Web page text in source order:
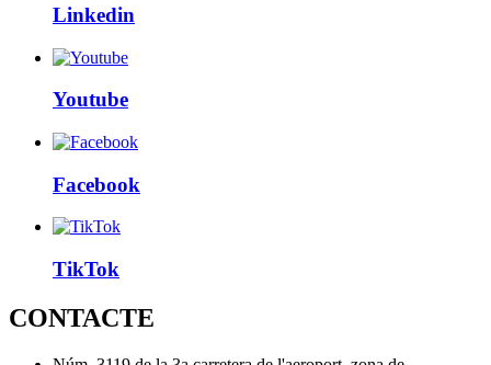
Linkedin
Youtube
Facebook
TikTok
CONTACTE